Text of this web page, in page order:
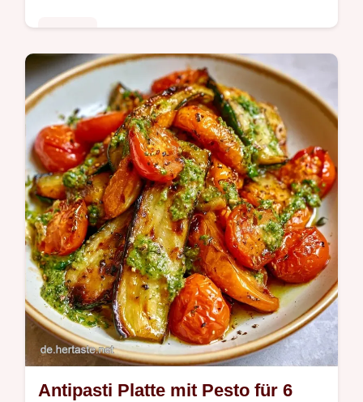
Würzig und knusprig: Schnelle Crostini mit
getrockneten Tomaten. In Warum dieses
Rezept funktioniert erklären wir den Röst-
Kniff. Passt zu jedem Abend.
Antipasti Platte mit Pesto für 6